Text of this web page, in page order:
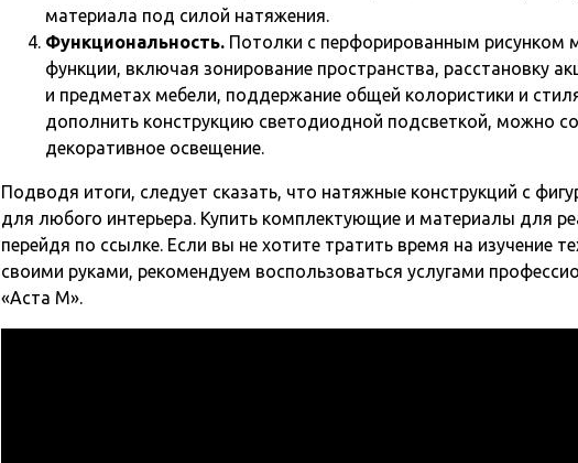
материала под силой натяжения.
Функциональность. Потолки с перфорированным рисунком
функции, включая зонирование пространства, расстановку
и предметах мебели, поддержание общей колористики и
дополнить конструкцию светодиодной подсветкой, можно
декоративное освещение.
Подводя итоги, следует сказать, что натяжные конструкций с
для любого интерьера. Купить комплектующие и материалы для
перейдя по ссылке. Если вы не хотите тратить время на изучение
своими руками, рекомендуем воспользоваться услугами
«Аста М».